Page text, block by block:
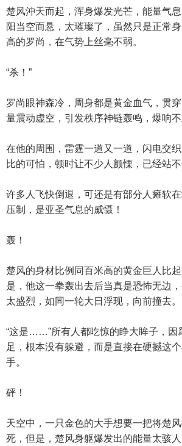
楚风沖天而起，浑身爆发光芒，能量气
阳当空而悬，太璀璨了，虽然只是正常
高的罗尚，在气势上丝毫不弱。
“杀！”
罗尚眼神森冷，周身都是黄金血气，贯
量震动虚空，引发秩序神链轰鸣，爆响不
在他的周围，雷霆一道又一道，闪电交
比的可怕，顿时让不少人颤慄，已经站不
许多人飞快倒退，可还是有部分人瘫软
压制，是亚圣气息的威慑！
轰！
楚风的身材比例同百米高的黄金巨人比
是，他这一拳轰出去后当真是恐怖无边
太盛烈，如同一轮大日浮现，向前撞去。
“这是……”所有人都吃惊的睁大眸子，因
足，根本没有躲避，而是直接在硬撼这
手。
砰！
天空中，一只金色的大手想要一把将楚
死，但是，楚风身躯爆发出的能量太骇